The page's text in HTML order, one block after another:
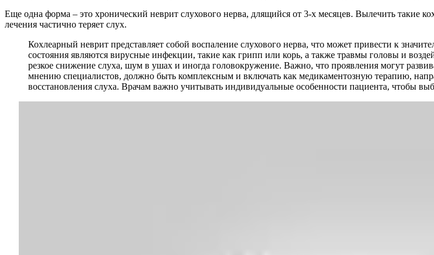
Еще одна форма – это хронический неврит слухового нерва, длящийся от 3-х месяцев. Вылечить такие
лечения частично теряет слух.
Кохлеарный неврит представляет собой воспаление слухового нерва, что может привести к
состояния являются вирусные инфекции, такие как грипп или корь, а также травмы головы и
резкое снижение слуха, шум в ушах и иногда головокружение. Важно, что проявления могут
мнению специалистов, должно быть комплексным и включать как медикаментозную терапию,
восстановления слуха. Врачам важно учитывать индивидуальные особенности пациента, чтобы